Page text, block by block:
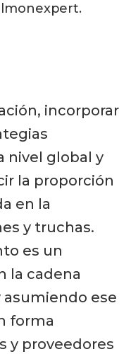
incorporar
nivel global y
la proporción
en la
y truchas.
es un
la cadena
ese
forma
y proveedores